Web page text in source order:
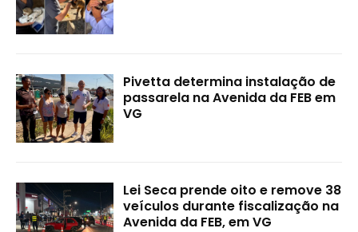
Pivetta determina instalação de
passarela na Avenida da FEB em
VG
Lei Seca prende oito e remove 38
veículos durante fiscalização na
Avenida da FEB, em VG